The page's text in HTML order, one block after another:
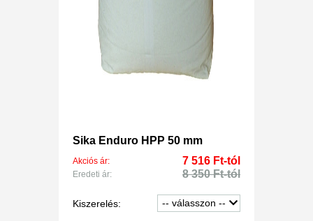
Sika Enduro HPP 50 mm
Akciós ár: 7 516 Ft-tól
Eredeti ár: 8 350 Ft-tól
Kiszerelés: